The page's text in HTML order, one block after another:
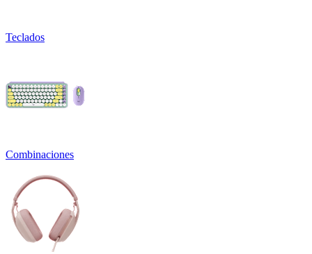
Teclados
Combinaciones